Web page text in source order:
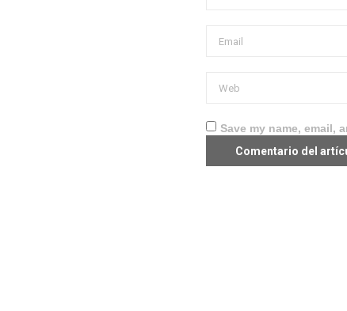
Save my name, email,